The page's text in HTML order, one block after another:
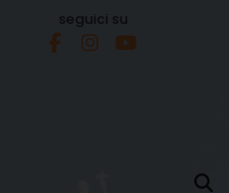
seguici su